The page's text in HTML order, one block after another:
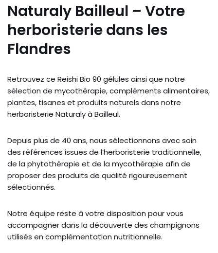
Naturaly Bailleul – Votre
herboristerie dans les
Flandres
Retrouvez ce Reishi Bio 90 gélules ainsi que notre
sélection de mycothérapie, compléments alimentaires,
plantes, tisanes et produits naturels dans notre
herboristerie Naturaly à Bailleul.
Depuis plus de 40 ans, nous sélectionnons avec soin
des références issues de l’herboristerie traditionnelle,
de la phytothérapie et de la mycothérapie afin de
proposer des produits de qualité rigoureusement
sélectionnés.
Notre équipe reste à votre disposition pour vous
accompagner dans la découverte des champignons
utilisés en complémentation nutritionnelle.